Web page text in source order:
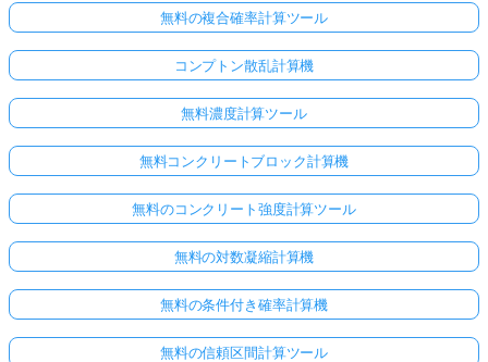
無料の複合確率計算ツール
コンプトン散乱計算機
無料濃度計算ツール
無料コンクリートブロック計算機
無料のコンクリート強度計算ツール
無料の対数凝縮計算機
無料の条件付き確率計算機
無料の信頼区間計算ツール